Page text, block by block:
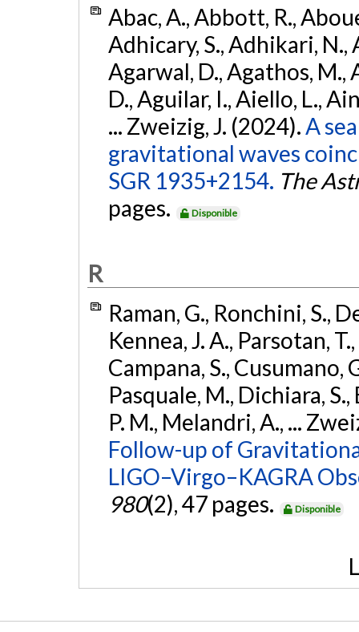
Abac, A., Abbott, R.,
Adhicary, S., Adhikari, N.,
Agarwal, D., Agathos, M.,
D., Aguilar, I., Aiello, L.,
... Zweizig, J. (2024).A
gravitational waves
SGR 1935+2154. The
pages.
Disponible
R
Raman, G., Ronchini, S.,
Kennea, J. A., Parsotan,
Campana, S., Cusumano,
Pasquale, M., Dichiara,
P. M., Melandri, A., ...
Follow-up of
LIGO–Virgo–KAGRA
980(2), 47 pages. Disponible